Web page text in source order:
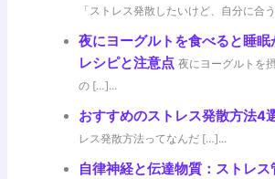
「ストレス発散したいけど、自分に合
夜にヨーグルトを食べると睡
レシピと注意点 夜にヨーグルトを
の […]...
おすすめのストレス発散方法4
レス発散方法ってなんだ […]...
自律神経と伝達物質：ストレ